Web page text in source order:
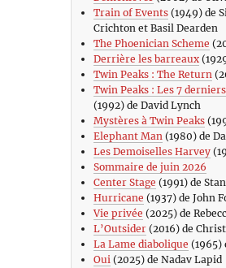
Train of Events(1949) de
Crichton et Basil Dearden
The Phoenician Scheme
Derrière les barreaux
Twin Peaks : The Return
Twin Peaks : Les 7
(1992) de David Lynch
Mystères à Twin Peaks
Elephant Man(1980) de
Les Demoiselles Harvey
Sommaire de juin 2026
Center Stage (1991) de
Hurricane (1937) de John
Vie privée (2025) de
L’Outsider(2016) de
La Lame diabolique (1965)
Oui(2025) de Nadav Lapid